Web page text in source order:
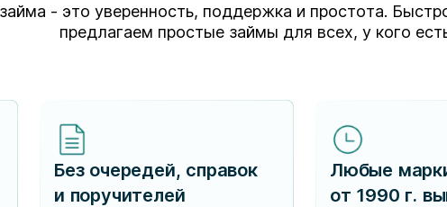
- это уверенность, поддержка и простота.
предлагаем простые займы для всех, у кого
Без очередей, справок
и поручителей
Любые
от 1990 г.